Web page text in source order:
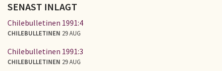
SENAST INLAGT
Chilebulletinen 1991:4
CHILEBULLETINEN 29 AUG
Chilebulletinen 1991:3
CHILEBULLETINEN 29 AUG